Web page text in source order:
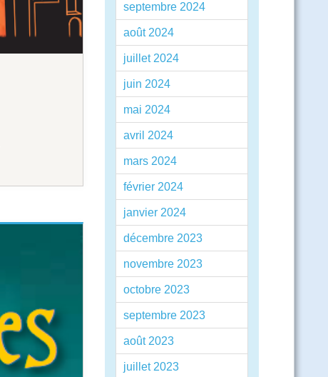
septembre 2024
août 2024
juillet 2024
juin 2024
mai 2024
avril 2024
mars 2024
février 2024
janvier 2024
décembre 2023
novembre 2023
octobre 2023
septembre 2023
août 2023
juillet 2023